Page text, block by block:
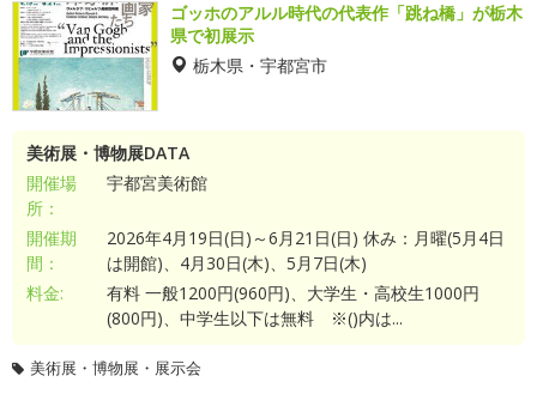
ゴッホのアルル時代の代表作「跳ね橋」が栃木
県で初展示
栃木県・宇都宮市
美術展・博物展DATA
開催場
所：
宇都宮美術館
開催期
間：
2026年4月19日(日)～6月21日(日) 休み：月曜(5月4日
は開館)、4月30日(木)、5月7日(木)
料金:
有料 一般1200円(960円)、大学生・高校生1000円
(800円)、中学生以下は無料 ※()内は...
美術展・博物展・展示会